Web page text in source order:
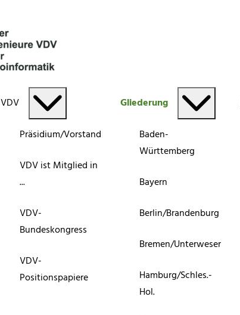
VDV
Präsidium/Vorstand
VDV ist Mitglied in
...
VDV-
Bundeskongress
VDV-
Positionspapiere
Gliederung
Baden-
Württemberg
Bayern
Berlin/Brandenburg
Bremen/Unterweser
Hamburg/Schles.-
Hol.